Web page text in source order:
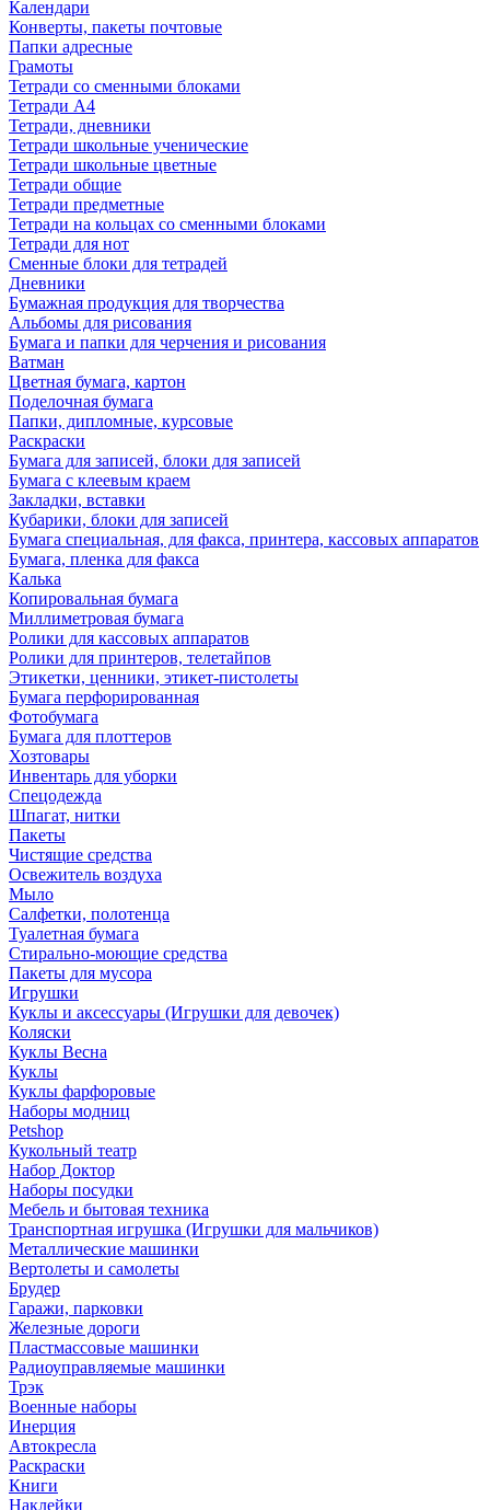
Календари
Конверты, пакеты почтовые
Папки адресные
Грамоты
Тетради со сменными блоками
Тетради А4
Тетради, дневники
Тетради школьные ученические
Тетради школьные цветные
Тетради общие
Тетради предметные
Тетради на кольцах со сменными блоками
Тетради для нот
Сменные блоки для тетрадей
Дневники
Бумажная продукция для творчества
Альбомы для рисования
Бумага и папки для черчения и рисования
Ватман
Цветная бумага, картон
Поделочная бумага
Папки, дипломные, курсовые
Раскраски
Бумага для записей, блоки для записей
Бумага с клеевым краем
Закладки, вставки
Кубарики, блоки для записей
Бумага специальная, для факса, принтера, кассовых аппаратов
Бумага, пленка для факса
Калька
Копировальная бумага
Миллиметровая бумага
Ролики для кассовых аппаратов
Ролики для принтеров, телетайпов
Этикетки, ценники, этикет-пистолеты
Бумага перфорированная
Фотобумага
Бумага для плоттеров
Хозтовары
Инвентарь для уборки
Спецодежда
Шпагат, нитки
Пакеты
Чистящие средства
Освежитель воздуха
Мыло
Салфетки, полотенца
Туалетная бумага
Стирально-моющие средства
Пакеты для мусора
Игрушки
Куклы и аксессуары (Игрушки для девочек)
Коляски
Куклы Весна
Куклы
Куклы фарфоровые
Наборы модниц
Petshop
Кукольный театр
Набор Доктор
Наборы посудки
Мебель и бытовая техника
Транспортная игрушка (Игрушки для мальчиков)
Металлические машинки
Вертолеты и самолеты
Брудер
Гаражи, парковки
Железные дороги
Пластмассовые машинки
Радиоуправляемые машинки
Трэк
Военные наборы
Инерция
Автокресла
Раскраски
Книги
Наклейки